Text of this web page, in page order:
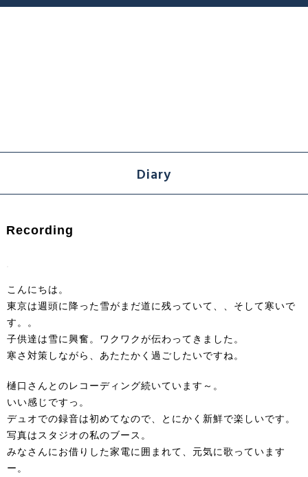
Diary
Recording
こんにちは。
東京は週頭に降った雪がまだ道に残っていて、、そして寒いで
す。。
子供達は雪に興奮。ワクワクが伝わってきました。
寒さ対策しながら、あたたかく過ごしたいですね。
樋口さん とのレコーディング続いています～。
いい感じですっ。
デュオでの録音は初めてなので、とにかく新鮮で楽しいです。
写真はスタジオの私のブース。
みなさんにお借りした家電に囲まれて、元気に歌っています
ー。